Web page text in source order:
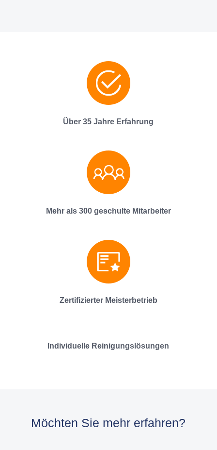
Über 35 Jahre Erfahrung
Mehr als 300 geschulte Mitarbeiter
Zertifizierter Meisterbetrieb
Individuelle Reinigungslösungen
Möch­ten Sie mehr erfah­ren?